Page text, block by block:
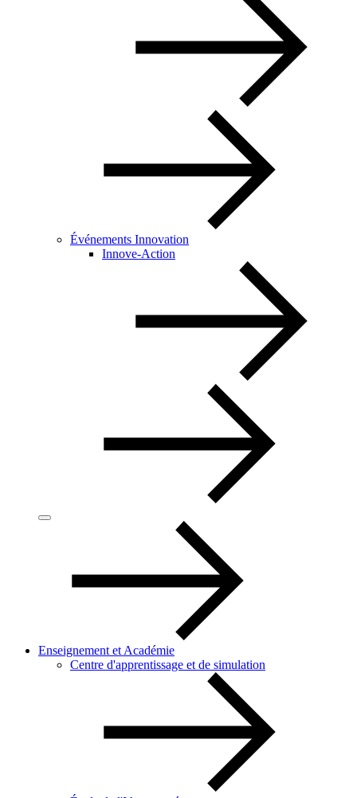
Événements Innovation
Innove-Action
Enseignement et Académie
Centre d'apprentissage et de simulation